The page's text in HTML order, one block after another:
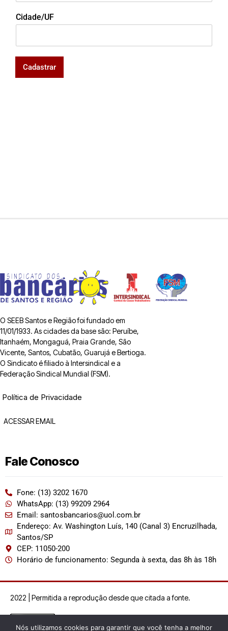
Cidade/UF
Cadastrar
O SEEB Santos e Região foi fundado em
11/01/1933. As cidades da base são: Peruíbe,
Itanhaém, Mongaguá, Praia Grande, São
Vicente, Santos, Cubatão, Guarujá e Bertioga.
O Sindicato é filiado à Intersindical e a
Federação Sindical Mundial (FSM).
Política de Privacidade
ACESSAR EMAIL
Fale Conosco
Fone: (13) 3202 1670
WhatsApp: (13) 99209 2964
Email: santosbancarios@uol.com.br
Endereço: Av. Washington Luís, 140 (Canal 3) Encruzilhada,
Santos/SP
CEP: 11050-200
Horário de funcionamento: Segunda à sexta, das 8h às 18h
2022 | Permitida a reprodução desde que citada a fonte.
Nós utilizamos cookies para garantir que você tenha a melhor